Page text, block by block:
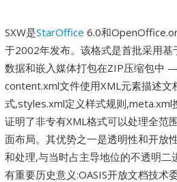
SXW是StarOffice 6.0和
于2002年发布。该格式是首批采用
数据和嵌入媒体打包在ZIP压缩包中
content.xml文件使用XML元素描述
式,styles.xml定义样式规则,meta.xml
证明了非专有XML格式可以处理全范
面布局。其优势之一是透明性和开放
和处理,与当时占主导地位的不透明
有重要历史意义:OASIS开放文档技